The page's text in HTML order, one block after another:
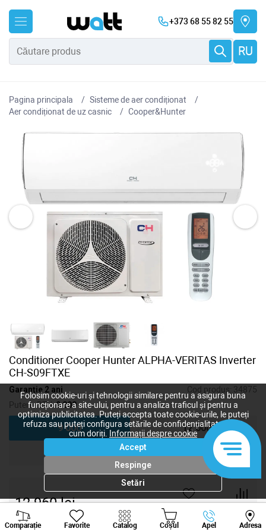
+373 68 55 82 55
RU
Pagina principala
Sisteme de aer condiționat
Aer condiționat de uz casnic
Cooper&Hunter
Conditioner Cooper Hunter ALPHA-VERITAS Inverter
CH-S09FTXE
Garanție 2 ani Cod produs: 34875
Putere, BTU:9 000
9 000 12 000
12 960lei
Comparație Favorite Catalog Coșul Apel Adresa
Viber Whatsapp
Folosim cookie-uri și tehnologii similare pentru a asigura buna
funcționare a site-ului, pentru a analiza traficul și pentru a
optimiza publicitatea. Puteți accepta toate cookie-urile, le puteți
refuza sau puteți configura setările de confidențialitate după
cum doriți.
Informații despre cookie
Accept
Respinge
Setări